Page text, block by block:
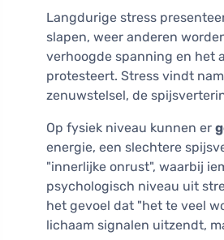
Langdurige stress
slapen, weer anderen
verhoogde spanning en het
protesteert. Stress vindt
zenuwstelsel, de
Op fysiek niveau kunnen er
energie, een slechtere
"innerlijke onrust", waarbij
psychologisch niveau uit
het gevoel dat "het te veel
lichaam signalen uitzendt,